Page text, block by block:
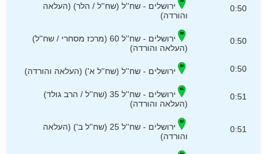
0:50
ירושלים - שח''ל (שח''ל / הלר) (העלאה
והורדה)
0:50
ירושלים - שח''ל 60 (מרכז מסחרי / שח''ל)
(העלאה והורדה)
0:50 ירושלים - שח''ל (שח''ל א') (העלאה והורדה)
0:51
ירושלים - שח''ל 35 (שח''ל / הרב גולד)
(העלאה והורדה)
0:51
ירושלים - שח''ל 25 (שח''ל ב') (העלאה
והורדה)